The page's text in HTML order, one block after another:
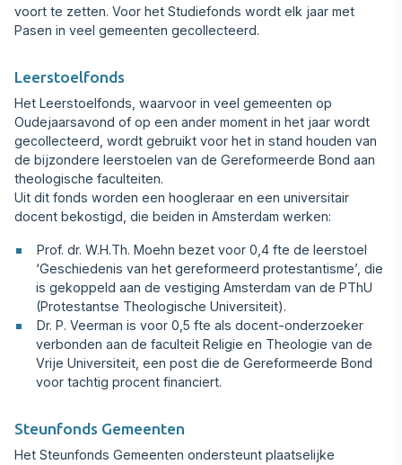
voort te zetten. Voor het Studiefonds wordt elk jaar met
Pasen in veel gemeenten gecollecteerd.
Leerstoelfonds
Het Leerstoelfonds, waarvoor in veel gemeenten op
Oudejaarsavond of op een ander moment in het jaar wordt
gecollecteerd, wordt gebruikt voor het in stand houden van
de bijzondere leerstoelen van de Gereformeerde Bond aan
theologische faculteiten.
Uit dit fonds worden een hoogleraar en een universitair
docent bekostigd, die beiden in Amsterdam werken:
Prof. dr. W.H.Th. Moehn bezet voor 0,4 fte de leerstoel
‘Geschiedenis van het gereformeerd protestantisme’, die
is gekoppeld aan de vestiging Amsterdam van de PThU
(Protestantse Theologische Universiteit).
Dr. P. Veerman is voor 0,5 fte als docent-onderzoeker
verbonden aan de faculteit Religie en Theologie van de
Vrije Universiteit, een post die de Gereformeerde Bond
voor tachtig procent financiert.
Steunfonds Gemeenten
Het Steunfonds Gemeenten ondersteunt plaatselijke